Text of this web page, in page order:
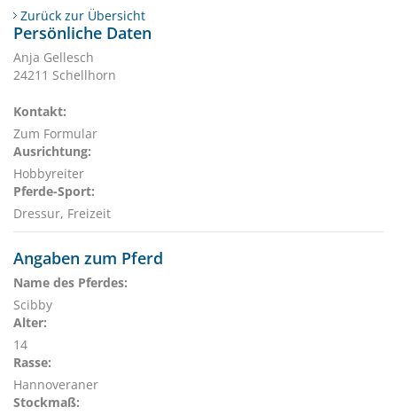
Zurück zur Übersicht
Persönliche Daten
Anja Gellesch
24211 Schellhorn
Kontakt:
Zum Formular
Ausrichtung:
Hobbyreiter
Pferde-Sport:
Dressur, Freizeit
Angaben zum Pferd
Name des Pferdes:
Scibby
Alter:
14
Rasse:
Hannoveraner
Stockmaß: